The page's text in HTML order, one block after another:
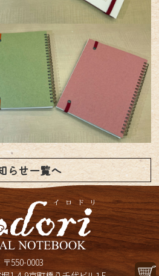
らせ一覧へ
〒550-0003